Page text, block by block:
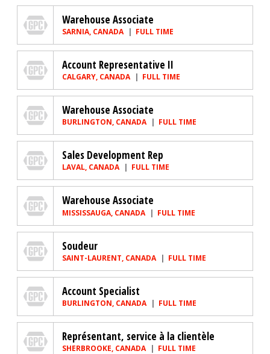
Warehouse Associate
SARNIA, CANADA FULL TIME
Account Representative II
CALGARY, CANADA FULL TIME
Warehouse Associate
BURLINGTON, CANADA FULL TIME
Sales Development Rep
LAVAL, CANADA FULL TIME
Warehouse Associate
MISSISSAUGA, CANADA FULL TIME
Genuine Parts Company
Soudeur
SAINT-LAURENT, CANADA FULL TIME
Genuine Parts Company
Account Specialist
BURLINGTON, CANADA FULL TIME
Genuine Parts Company
Représentant, service à la clientèle
SHERBROOKE, CANADA FULL TIME